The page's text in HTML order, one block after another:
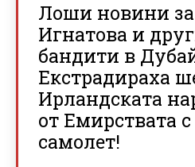
Лоши новини
Игнатова и
бандити в
Екстрадираха
Ирландската
от Емирствата
самолет!